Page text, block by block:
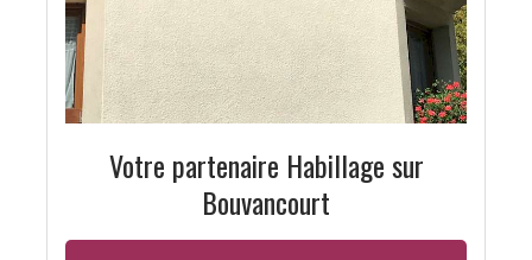
Votre partenaire Habillage sur
Bouvancourt